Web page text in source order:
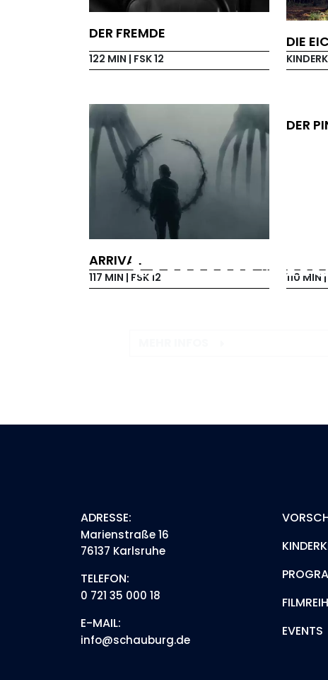
DER FREMDE
122 MIN | FSK 12
DIE
ARRIVAL
117 MIN | FSK 12
DER
110 MIN
ADRESSE:
Marienstraße 16
76137 Karlsruhe
TELEFON:
0 721 35 000 18
E-MAIL:
info@schauburg.de
EVENTS